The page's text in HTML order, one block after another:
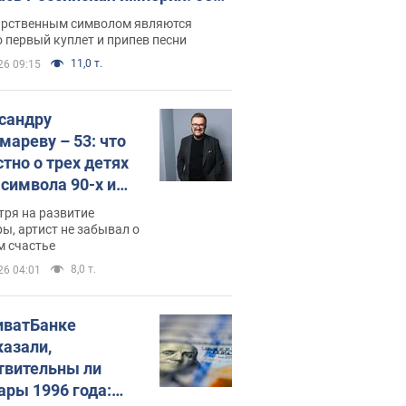
рассказывают в школе
символом являются
первый куплет и припев песни
09:15 11,0 т.
– 53: что
о трех детях
90-х и
выглядят
на развитие
артист не забывал о
счастье
04:01 8,0 т.
ли
1996 года: